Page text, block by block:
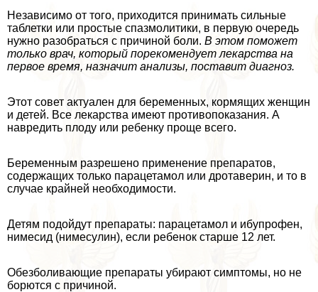
Независимо от того, приходится принимать сильные
таблетки или простые спазмолитики, в первую очередь
нужно разобраться с причиной боли. В этом поможет
только врач, который порекомендует лекарства на
первое время, назначит анализы, поставит диагноз.
Этот совет актуален для беременных, кормящих женщин
и детей. Все лекарства имеют противопоказания. А
навредить плоду или ребенку проще всего.
Беременным разрешено применение препаратов,
содержащих только парацетамол или дротаверин, и то в
случае крайней необходимости.
Детям подойдут препараты: парацетамол и ибупрофен,
нимесид (нимесулин), если ребенок старше 12 лет.
Обезболивающие препараты убирают симптомы, но не
борются с причиной.